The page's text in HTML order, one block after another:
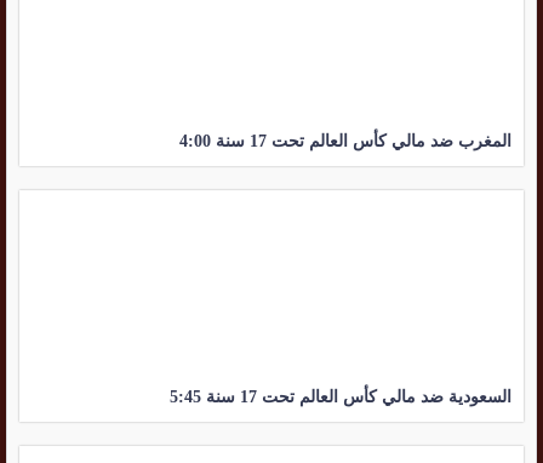
المغرب ضد مالي كأس العالم تحت 17 سنة 4:00
السعودية ضد مالي كأس العالم تحت 17 سنة 5:45